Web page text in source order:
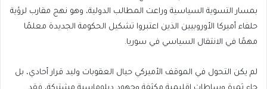
بمسار التسوية السياسية وراعت المطالب الدولية، وهو نهج مقارب لرؤية
حلفاء أميركا الأوروبيين الذين اعتبروا تشكيل الحكومة الجديدة معلمًا
مهمًا في الانتقال السياسي في سوريا.
لم يكن التحول في الموقف الأميركي حيال العقوبات وليد قرار أحادي، بل